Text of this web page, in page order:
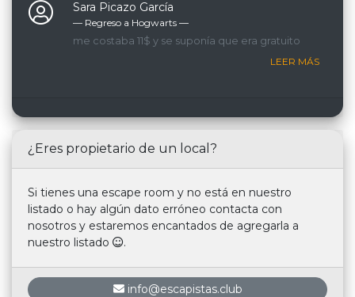
Sara Picazo García
— Regreso a Hogwarts ―
me costaba 11$ y se suponía que era gratuito
LEER MÁS
¿Eres propietario de un local?
Si tienes una escape room y no está en nuestro
listado o hay algún dato erróneo contacta con
nosotros y estaremos encantados de agregarla a
nuestro listado
.
info@escapistas.club